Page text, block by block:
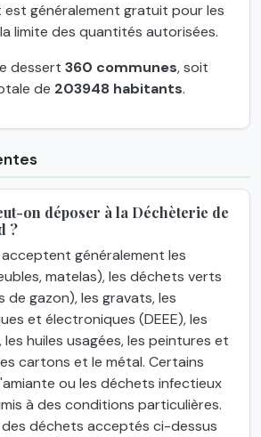
est généralement gratuit pour les
limite des quantités autorisées.
dessert 360 communes, soit
de 203948 habitants.
on déposer à la Déchèterie de
?
généralement les
matelas), les déchets verts
gazon), les gravats, les
et électroniques (DEEE), les
huiles usagées, les peintures et
cartons et le métal. Certains
ou les déchets infectieux
à des conditions particulières.
déchets acceptés ci-dessus